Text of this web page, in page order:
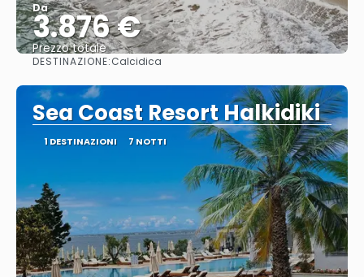
Da
3.876 €
Prezzo totale
DESTINAZIONE:Calcidica
Sea Coast Resort Halkidiki
1 DESTINAZIONI 7 NOTTI